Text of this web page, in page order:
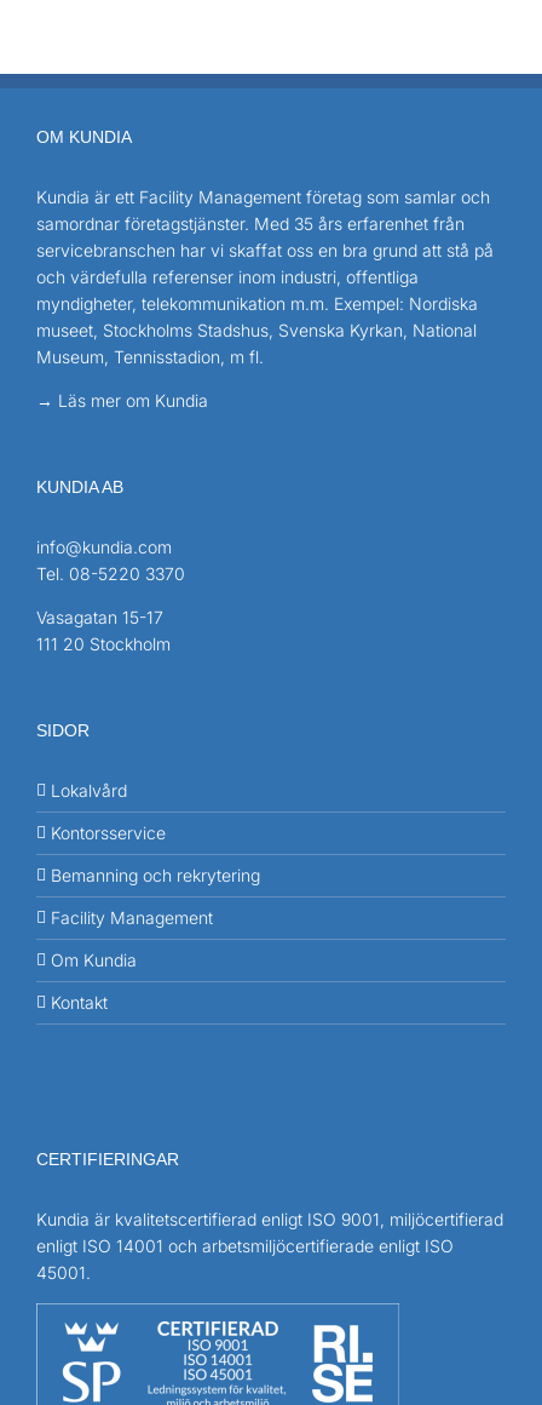
OM KUNDIA
Kundia är ett Facility Management företag som samlar och
samordnar företagstjänster. Med 35 års erfarenhet från
servicebranschen har vi skaffat oss en bra grund att stå på
och värdefulla referenser inom industri, offentliga
myndigheter, telekommunikation m.m. Exempel: Nordiska
museet, Stockholms Stadshus, Svenska Kyrkan, National
Museum, Tennisstadion, m fl.
→ Läs mer om Kundia
KUNDIA AB
info@kundia.com
Tel. 08-5220 3370
Vasagatan 15-17
111 20 Stockholm
SIDOR
Lokalvård
Kontorsservice
Bemanning och rekrytering
Facility Management
Om Kundia
Kontakt
CERTIFIERINGAR
Kundia är kvalitetscertifierad enligt ISO 9001, miljöcertifierad
enligt ISO 14001 och arbetsmiljöcertifierade enligt ISO
45001.